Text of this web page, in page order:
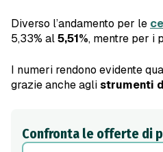
Diverso l’andamento per le
5,33% al5,51%, mentre per i
I numeri rendono evidente
grazie anche aglistrumenti
Confronta le offerte di